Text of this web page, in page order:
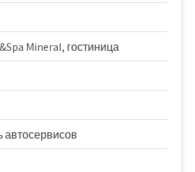
Mineral, гостиница
автосервисов